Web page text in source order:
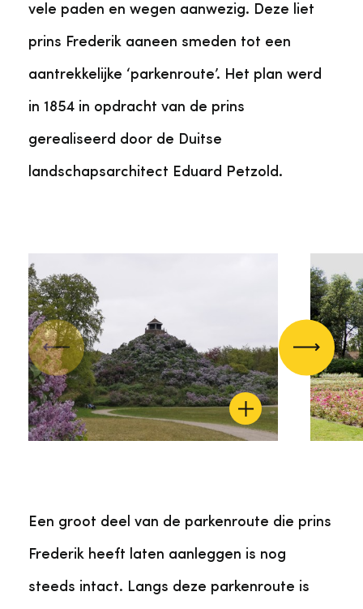
vele paden en wegen aanwezig. Deze liet
prins Frederik aaneen smeden tot een
aantrekkelijke ‘parkenroute’. Het plan werd
in 1854 in opdracht van de prins
gerealiseerd door de Duitse
landschapsarchitect Eduard Petzold.
Vorige
Een groot deel van de parkenroute die prins
Frederik heeft laten aanleggen is nog
steeds intact. Langs deze parkenroute is